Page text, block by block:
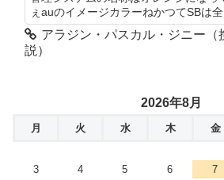
ぇauのイメージカラーねかつてSBは
アラジン・パスカル・ジニー（
説）
2026年8月
月 火 水 木 金
3
4 5 6 7